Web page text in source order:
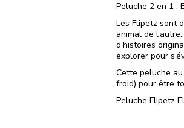
Peluche 2 en 1 :
Les Flipetz sont
animal de
d’histoires
explorer pour
Cette peluche
froid) pour être
Peluche Flipetz